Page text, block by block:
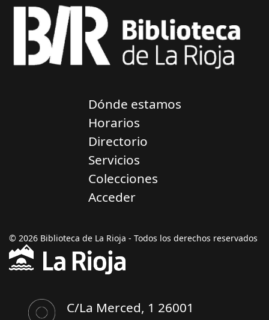
Dónde estamos
Horarios
Directorio
Servicios
Colecciones
Acceder
© 2026 Biblioteca de La Rioja - Todos los derechos reservados
C/La Merced, 1 26001